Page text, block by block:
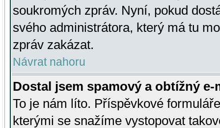
soukromých zpráv. Nyní, pokud
svého administrátora, který má tu
zpráv zakázat.
Návrat nahoru
Dostal jsem spamový a obtížný
To je nám líto. Příspěvkové
kterými se snažíme vystopovat